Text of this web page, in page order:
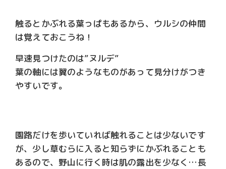
触るとかぶれる葉っぱもあるから、ウルシの仲間
は覚えておこうね！
早速見つけたのは”ヌルデ”
葉の軸には翼のようなものがあって見分けがつき
やすいです。
園路だけを歩いていれば触れることは少ないです
が、少し草むらに入ると知らずにかぶれることも
あるので、野山に行く時は肌の露出を少なく…長